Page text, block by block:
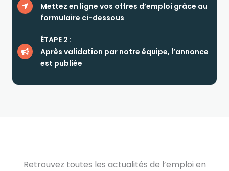
Mettez en ligne vos offres d’emploi grâce au
formulaire ci-dessous
ÉTAPE 2 :
Après validation par notre équipe, l’annonce
est publiée
Retrouvez toutes les actualités de l’emploi en